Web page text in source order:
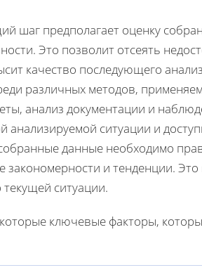
шаг предполагает оценку
Это позволит отсеять
качество последующего
различных методов,
анализ документации и
анализируемой ситуации и
данные необходимо
закономерности и тенденции.
текущей ситуации.
ключевые факторы,